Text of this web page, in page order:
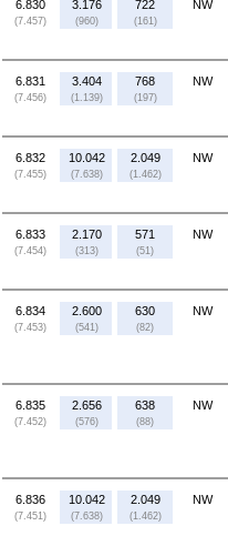
6.830
(7.457)
3.176
(960)
722
(161)
NW
6.831
(7.456)
3.404
(1.139)
768
(197)
NW
6.832
(7.455)
10.042
(7.638)
2.049
(1.462)
NW
6.833
(7.454)
2.170
(313)
571
(51)
NW
6.834
(7.453)
2.600
(541)
630
(82)
NW
6.835
(7.452)
2.656
(576)
638
(88)
NW
6.836
(7.451)
10.042
(7.638)
2.049
(1.462)
NW